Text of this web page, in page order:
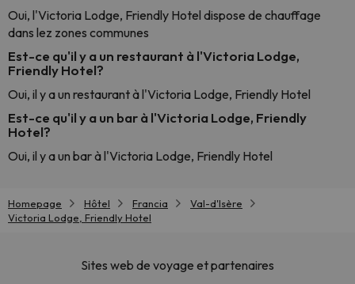
Oui, l'Victoria Lodge, Friendly Hotel dispose de chauffage
dans lez zones communes
Est-ce qu'il y a un restaurant à l'Victoria Lodge,
Friendly Hotel?
Oui, il y a un restaurant à l'Victoria Lodge, Friendly Hotel
Est-ce qu'il y a un bar à l'Victoria Lodge, Friendly
Hotel?
Oui, il y a un bar à l'Victoria Lodge, Friendly Hotel
Homepage Hôtel Francia
Val-d'Isère
Victoria Lodge, Friendly Hotel
Sites web de voyage et partenaires